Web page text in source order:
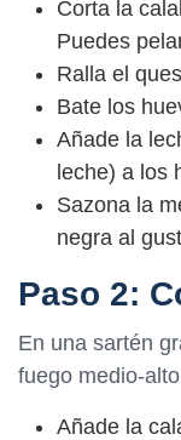
Corta la
Puedes
Ralla el
Bate los
Añade la
leche) a los
Sazona la
negra al
Paso 2:
En una sartén
fuego medio-
Añade la